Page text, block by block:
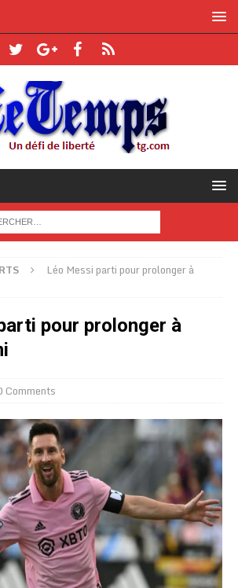
Léo Messi parti pour prolonger à
pour prolonger à
Comments